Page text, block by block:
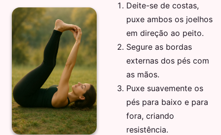
Deite-se de costas,
puxe ambos os joelhos
em direção ao peito.
Segure as bordas
externas dos pés com
as mãos.
Puxe suavemente os
pés para baixo e para
fora, criando
resistência.